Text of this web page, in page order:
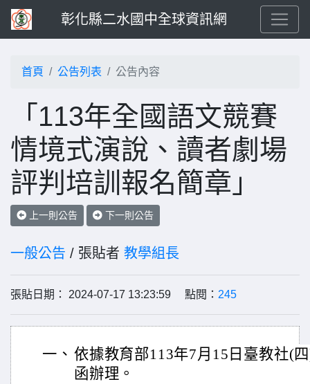
彰化縣二水國中全球資訊網
首頁 公告列表 公告內容
「113年全國語文競賽
情境式演說、讀者劇場
評判培訓報名簡章」
上一則公告 下一則公告
一般公告 / 張貼者 教學組長
張貼日期： 2024-07-17 13:23:59 點閱： 245
一、 依據教育部113年7月15日臺教社(
函辦理。